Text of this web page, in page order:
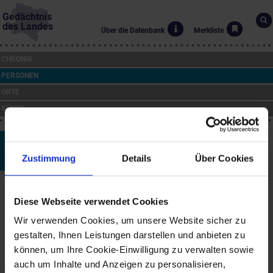
Zustimmung Details Über Cookies
Diese Webseite verwendet Cookies
Wir verwenden Cookies, um unsere Website sicher zu
gestalten, Ihnen Leistungen darstellen und anbieten zu
können, um Ihre Cookie-Einwilligung zu verwalten sowie
auch um Inhalte und Anzeigen zu personalisieren,
Gedächtnis
des Landes
Über die Datenbank Merkliste
PERSONEN
KUNST
Franz (Placidus) Amon
*10.12.1700 bis †16.1.1759
Der in Waldhausen geborene Lexikograf war Benediktiner des
Stiftes Melk (Klostername: Placidus). Er bemühte sich um die
deutsche Sprachgeschichte, insbesondere des Mittelalters. Amon
galt als Fachmann für die mittelhochdeutsche Literatur und stand
mit Gottsched in Verbindung. Franz Amon starb im Alter von 58
Jahren in Traiskirchen.